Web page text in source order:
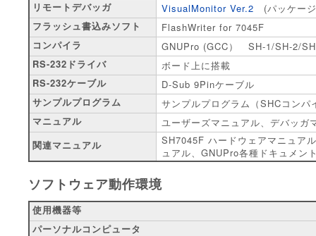
リモートデバッガ
VisualMonitor Ver.2 (パッケー
フラッシュ書込みソフト
FlashWriter for 7045F
コンパイラ
GNUPro (GCC） SH-1/SH-2/
RS-232ドライバ
ボード上に搭載
RS-232ケーブル
D-Sub 9Pinケーブル
サンプルプログラム
サンプルプログラム（SHCコンパ
マニュアル
ユーザーズマニュアル、デバッ
関連マニュアル
SH7045F ハードウェアマニュア
ュアル、GNUPro各種ドキュメン
ソフトウェア動作環境
使用機器等
パーソナルコンピュータ